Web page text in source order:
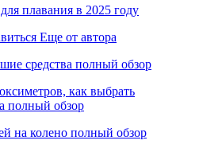
плавания в 2025 году
Еще от автора
средства полный обзор
как выбрать
полный обзор
на колено полный обзор